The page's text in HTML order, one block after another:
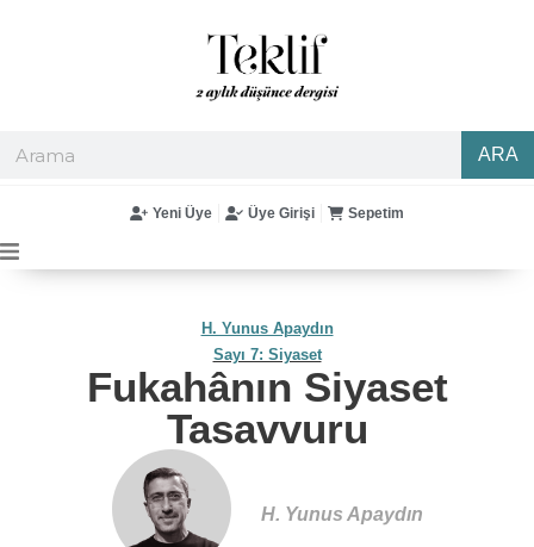
ARA
Yeni Üye Üye Girişi Sepetim
H. Yunus Apaydın
Sayı 7: Siyaset
Fukahânın Siyaset
Tasavvuru
H. Yunus Apaydın